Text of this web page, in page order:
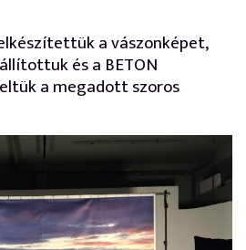
a vászonképet,
és a BETON
a megadott szoros